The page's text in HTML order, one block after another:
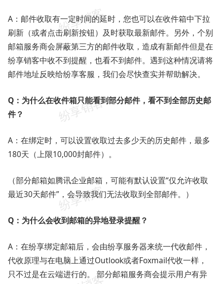
A：邮件收取有一定时间的延时，您也可以在收件箱中下拉
刷新（或者点击刷新按钮）及时获取最新邮件。另外，个别
邮箱服务商会屏蔽第三方的邮件收取，造成有新邮件但是在
纷享销客中收不到提醒，也看不到邮件。遇到这种情况请将
邮件地址反映给纷享客服，我们会尽快查实并帮助解决。
Q：为什么在收件箱只能看到部分邮件，看不到全部历史邮
件？
A：在绑定时，可以设置收取过去多少天的历史邮件，最多
180天（上限10,000封邮件）。
（部分邮箱如腾讯企业邮箱，可能有默认设置“仅允许收取
最近30天邮件”，会导致我们无法收取到全部邮件。）
Q：为什么会收到邮箱的异地登录提醒？
A：在纷享绑定邮箱后，会由纷享服务器来统一代收邮件，
代收原理与在电脑上通过Outlook或者Foxmail代收一样，
只不过是在云端进行的。 部分邮箱服务商会提示用户有异